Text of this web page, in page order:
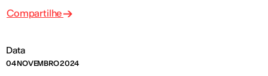
Data
04 NOVEMBRO 2024
Compartilhe